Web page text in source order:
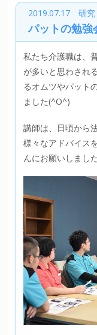
2019.07.17 研究
パットの勉強
私たち介護職は、
が多いと思わされ
るオムツやパット
ました(^O^)
講師は、日頃から
様々なアドバイス
んにお願いしました